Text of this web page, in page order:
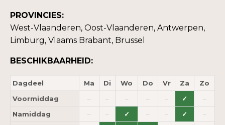
PROVINCIES:
West-Vlaanderen, Oost-Vlaanderen, Antwerpen,
Limburg, Vlaams Brabant, Brussel
BESCHIKBAARHEID:
Dagdeel Ma Di Wo Do Vr Za
Zo
Voormiddag
– – – – – ✓
–
Namiddag
– – ✓ – – ✓
–